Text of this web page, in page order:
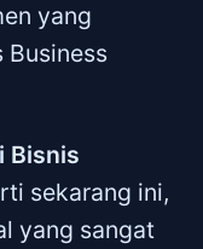
yang
Bisnis
sekarang ini,
yang sangat